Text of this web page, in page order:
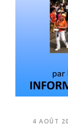
4 AOÛT